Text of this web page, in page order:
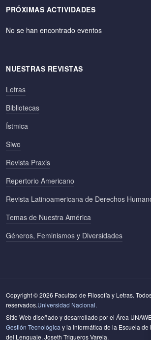
PRÓXIMAS ACTIVIDADES
No se han encontrado eventos
NUESTRAS REVISTAS
Letras
Bibliotecas
Ístmica
Siwo
Revista Praxis
Repertorio Americano
Revista Latinoamericana de Derechos
Temas de Nuestra América
Géneros, Feminismos y Diversidades
Copyright © 2026 Facultad de Filosofía y Letras.
reservados.Universidad Nacional.
Sitio Web diseñado y desarrollado por el Área
Gestión Tecnológica y la informática de la Escuela de
del Lenguaje. Joseth Trigueros Varela.